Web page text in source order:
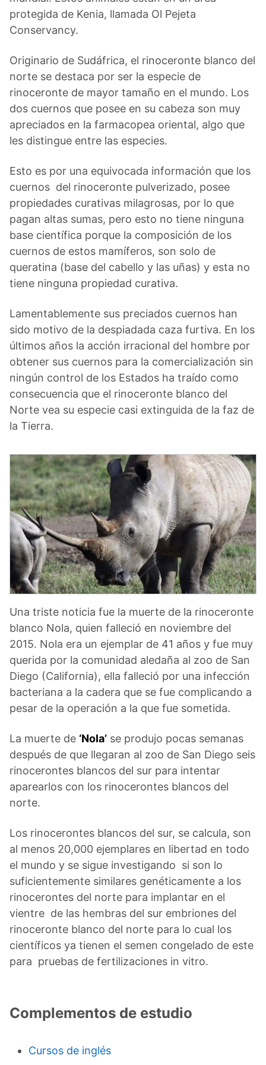
protegida de Kenia, llamada Ol Pejeta
Conservancy.
Originario de Sudáfrica, el rinoceronte blanco del
norte se destaca por ser la especie de
rinoceronte de mayor tamaño en el mundo. Los
dos cuernos que posee en su cabeza son muy
apreciados en la farmacopea oriental, algo que
les distingue entre las especies.
Esto es por una equivocada información que los
cuernos del rinoceronte pulverizado, posee
propiedades curativas milagrosas, por lo que
pagan altas sumas, pero esto no tiene ninguna
base científica porque la composición de los
cuernos de estos mamíferos, son solo de
queratina (base del cabello y las uñas) y esta no
tiene ninguna propiedad curativa.
Lamentablemente sus preciados cuernos han
sido motivo de la despiadada caza furtiva. En los
últimos años la acción irracional del hombre por
obtener sus cuernos para la comercialización sin
ningún control de los Estados ha traído como
consecuencia que el rinoceronte blanco del
Norte vea su especie casi extinguida de la faz de
la Tierra.
Una triste noticia fue la muerte de la rinoceronte
blanco Nola, quien falleció en noviembre del
2015. Nola era un ejemplar de 41 años y fue muy
querida por la comunidad aledaña al zoo de San
Diego (California), ella falleció por una infección
bacteriana a la cadera que se fue complicando a
pesar de la operación a la que fue sometida.
La muerte de ‘Nola’ se produjo pocas semanas
después de que llegaran al zoo de San Diego seis
rinocerontes blancos del sur para intentar
aparearlos con los rinocerontes blancos del
norte.
Los rinocerontes blancos del sur, se calcula, son
al menos 20,000 ejemplares en libertad en todo
el mundo y se sigue investigando si son lo
suficientemente similares genéticamente a los
rinocerontes del norte para implantar en el
vientre de las hembras del sur embriones del
rinoceronte blanco del norte para lo cual los
científicos ya tienen el semen congelado de este
para pruebas de fertilizaciones in vitro.
Complementos de estudio
Cursos de inglés